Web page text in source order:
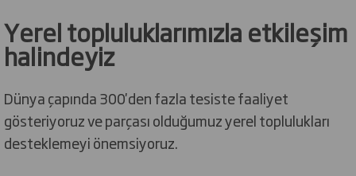
Yerel topluluklarımızla etkileşim
halindeyiz
Dünya çapında 300'den fazla tesiste faaliyet
gösteriyoruz ve parçası olduğumuz yerel toplulukları
desteklemeyi önemsiyoruz.